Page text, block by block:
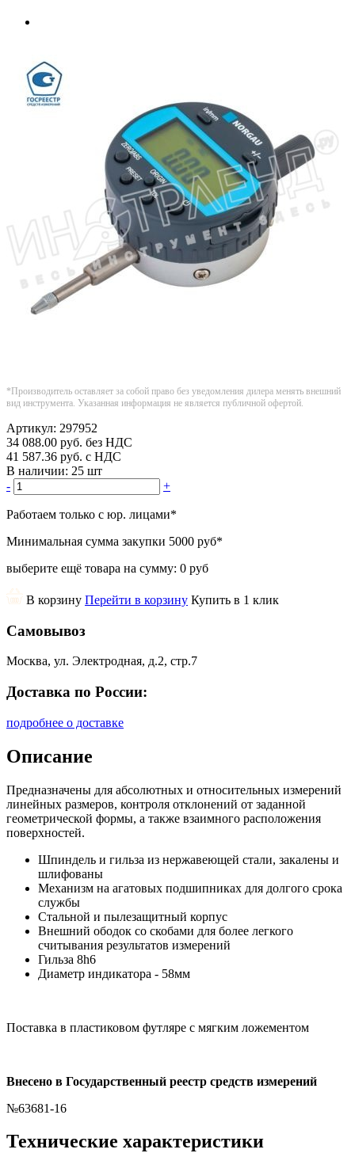
*Производитель оставляет за собой право без уведомления дилера менять внешний
вид инструмента. Указанная информация не является публичной офертой.
Артикул: 297952
34 088.00 руб. без НДС
41 587.36 руб. с НДС
В наличии: 25 шт
-
+
Работаем только с юр. лицами*
Минимальная сумма закупки 5000 руб*
выберите ещё товара на сумму: 0 руб
В корзину Перейти в корзину Купить в 1 клик
Самовывоз
Москва, ул. Электродная, д.2, стр.7
Доставка по России:
подробнее о доставке
Описание
Предназначены для абсолютных и относительных измерений
линейных размеров, контроля отклонений от заданной
геометрической формы, а также взаимного расположения
поверхностей.
Шпиндель и гильза из нержавеющей стали, закалены и
шлифованы
Механизм на агатовых подшипниках для долгого срока
службы
Стальной и пылезащитный корпус
Внешний ободок со скобами для более легкого
считывания результатов измерений
Гильза 8h6
Диаметр индикатора - 58мм
Поставка в пластиковом футляре с мягким ложементом
Внесено в Государственный реестр средств измерений
№63681-16
Технические характеристики